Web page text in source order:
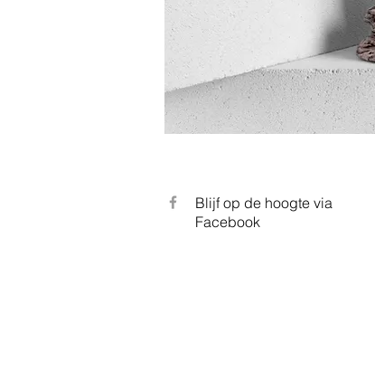
Blijf op de hoogte via
Facebook